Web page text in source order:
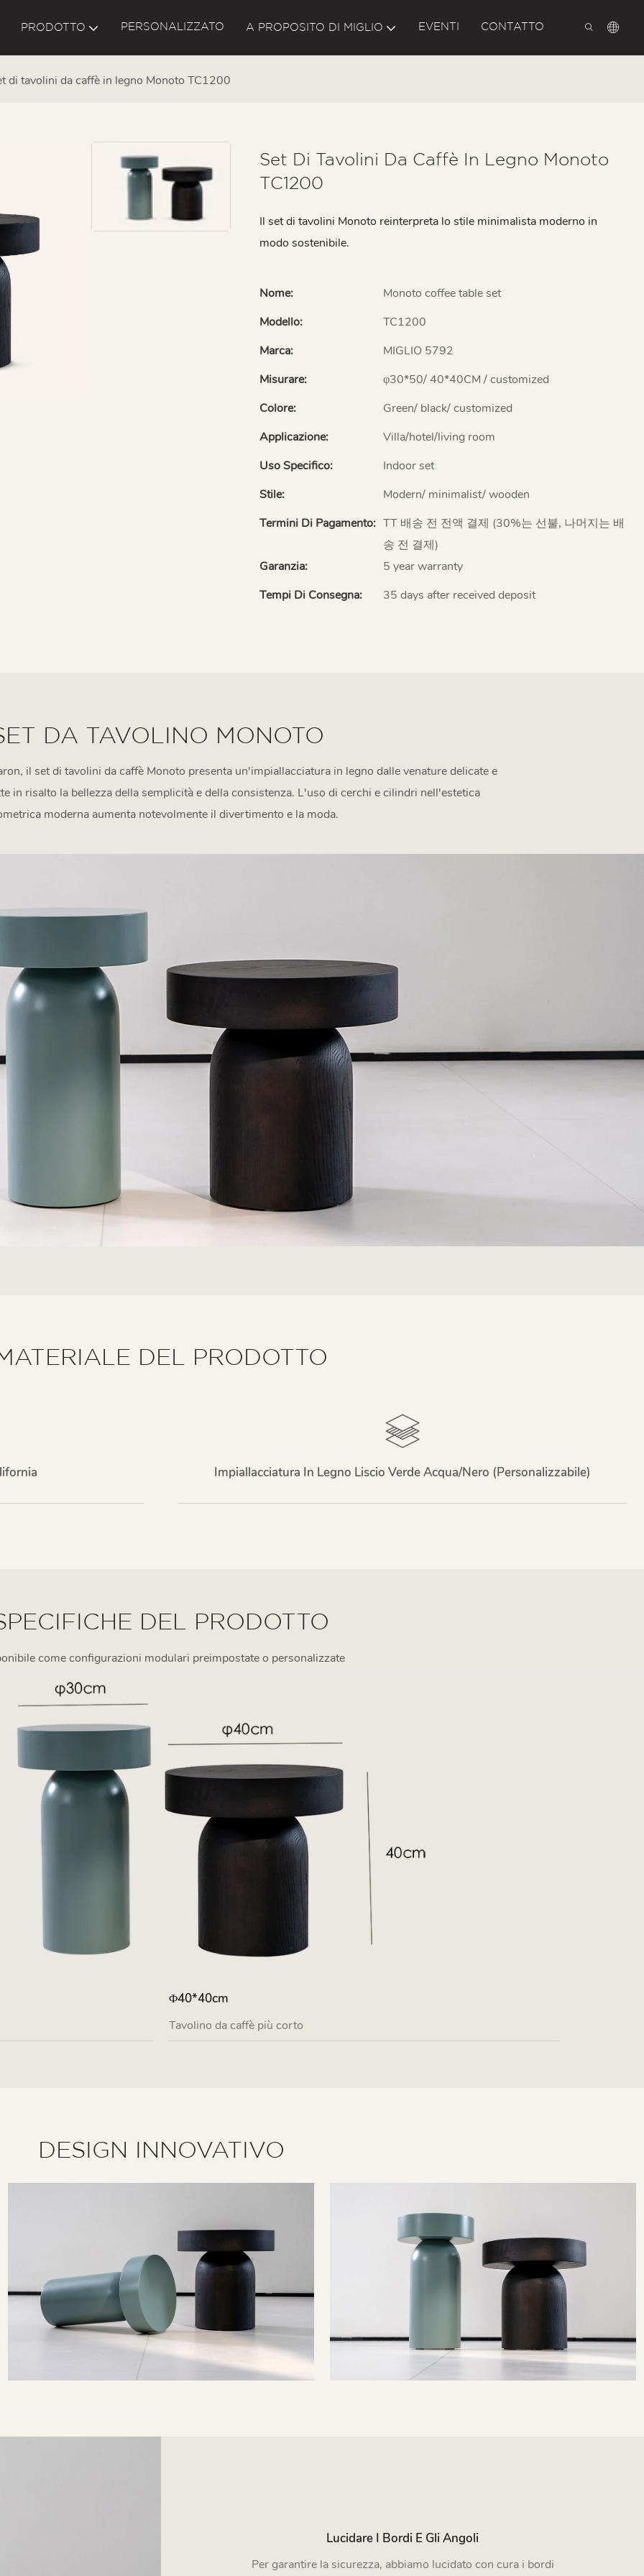
PRODOTTO PERSONALIZZATO A PROPOSITO DI MIGLIO EVENTI CONTATTO
di tavolini da caffè in legno Monoto TC1200
Set Di Tavolini Da Caffè In Legno Monoto
TC1200
Il set di tavolini Monoto reinterpreta lo stile minimalista moderno in
modo sostenibile.
Nome:
Monoto coffee table set
Modello:
TC1200
Marca:
MIGLIO 5792
Misurare:
φ30*50/ 40*40CM / customized
Colore:
Green/ black/ customized
Applicazione:
Villa/hotel/living room
Uso Specifico:
Indoor set
Stile:
Modern/ minimalist/ wooden
Termini Di Pagamento: TT 배송 전 전액 결제 (30%는 선불, 나머지는 배
송 전 결제)
Garanzia:
5 year warranty
Tempi Di Consegna:
35 days after received deposit
DA TAVOLINO MONOTO
il set di tavolini da caffè Monoto presenta un'impiallacciatura in legno dalle venature delicate e
in risalto la bellezza della semplicità e della consistenza. L'uso di cerchi e cilindri nell'estetica
moderna aumenta notevolmente il divertimento e la moda.
DEL PRODOTTO
Impiallacciatura In Legno Liscio Verde Acqua/nero (personalizzabile)
DEL PRODOTTO
come configurazioni modulari preimpostate o personalizzate
Φ40*40cm
Tavolino da caffè più corto
DESIGN INNOVATIVO
Lucidare I Bordi E Gli Angoli
Per garantire la sicurezza, abbiamo lucidato con cura i bordi